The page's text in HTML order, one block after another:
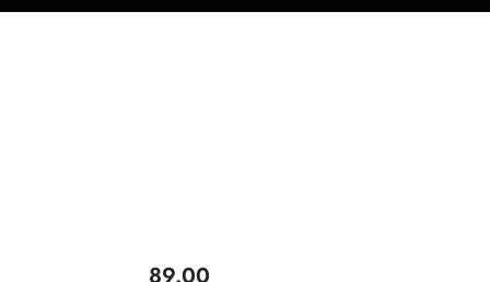
Cena: